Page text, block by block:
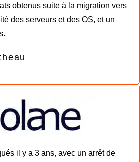
obtenus suite à la migration vers
des serveurs et des OS, et un
il y a 3 ans, avec un arrêt de